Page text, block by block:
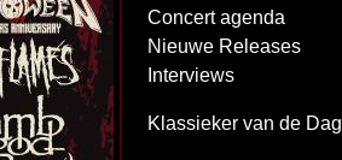
Concert agenda
Nieuwe Releases
Interviews
Klassieker van de Dag